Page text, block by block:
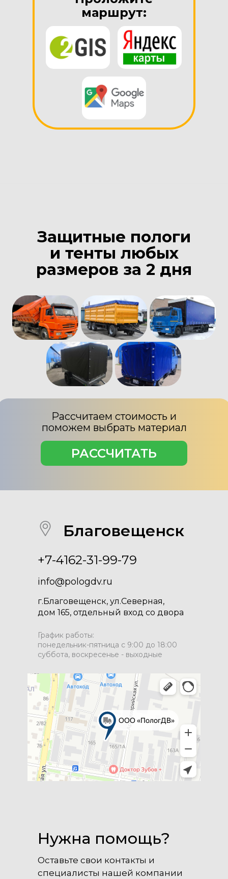
маршрут:
Защитные пологи
и тенты любых
размеров за 2 дня
Рассчитаем стоимость и
поможем выбрать материал
РАССЧИТАТЬ
Благовещенск
+7-4162-31-99-79
info@pologdv.ru
г.Благовещенск, ул.Северная,
дом 165, отдельный вход со двора
График работы:
понедельник-пятница с 9:00 до 18:00
суббота, воскресенье - выходные
Нужна помощь?
Оставьте свои контакты и
специалисты нашей компании